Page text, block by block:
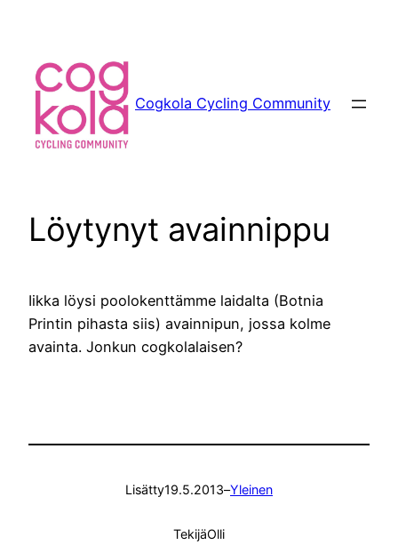
Cogkola Cycling Community
Löytynyt avainnippu
Iikka löysi poolokenttämme laidalta (Botnia
Printin pihasta siis) avainnipun, jossa kolme
avainta. Jonkun cogkolalaisen?
Lisätty19.5.2013–Yleinen
TekijäOlli